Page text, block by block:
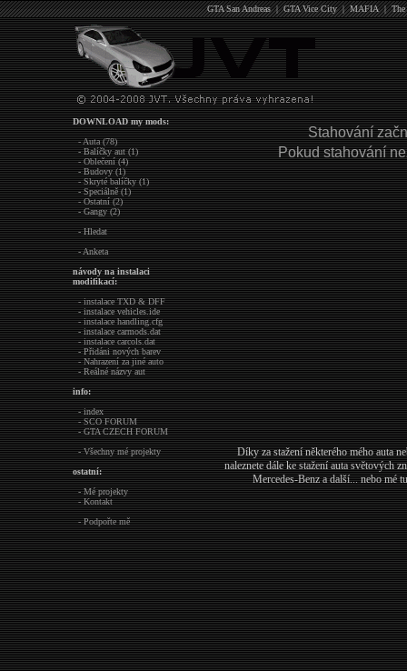
GTA San Andreas|GTA Vice City|MAFIA|
DOWNLOAD my mods:
- Auta (78)
- Balíčky aut (1)
- Oblečení (4)
- Budovy (1)
- Skryté balíčky (1)
- Speciálně (1)
- Ostatní (2)
- Gangy (2)
- Hledat
- Anketa
návody na instalaci
modifikací:
- instalace TXD & DFF
- instalace vehicles.ide
- instalace handling.cfg
- instalace carmods.dat
- instalace carcols.dat
- Přidáni nových barev
- Nahrazení za jiné auto
- Reálné názvy aut
info:
- index
- SCO FORUM
- GTA CZECH FORUM
- Všechny mé projekty
ostatní:
- Mé projekty
- Kontakt
- Podpořte mě
Stahování
Pokud stahování
Díky za stažení některého mého auta
naleznete dále ke stažení auta světových
Mercedes-Benz a další... nebo mé